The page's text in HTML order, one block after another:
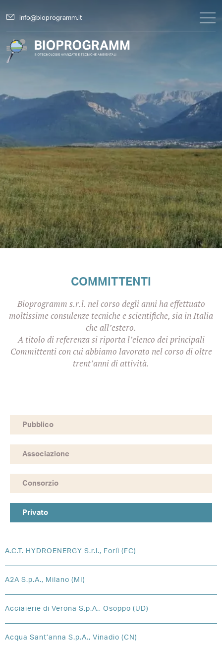
info@bioprogramm.it
COMMITTENTI
Bioprogramm s.r.l. nel corso degli anni ha effettuato
moltissime consulenze tecniche e scientifiche, sia in Italia
che all’estero.
A titolo di referenza si riporta l’elenco dei principali
Committenti con cui abbiamo lavorato nel corso di oltre
trent’anni di attività.
Pubblico
Associazione
Consorzio
Privato
A.C.T. HYDROENERGY S.r.l., Forlì (FC)
A2A S.p.A., Milano (MI)
Acciaierie di Verona S.p.A., Osoppo (UD)
Acqua Sant’anna S.p.A., Vinadio (CN)